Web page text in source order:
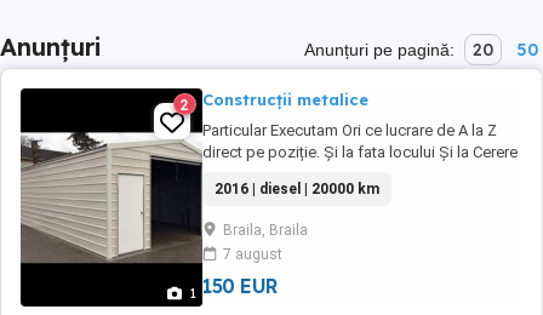
Anunțuri Anunțuri pe pagină: 20 50
1
2 Construcții metalice
Particular Executam Ori ce lucrare de A la Z
direct pe poziție. Și la fata locului Și la Cerere
Construcții Civice și Industriale Montator
subansamble Structuri metalice Construcții
Metalice Fier forjat Fierarie Dulgherie Betonist
Răspundem doar ...
2016 | diesel | 20000 km
Braila, Braila
7 august
150 EUR